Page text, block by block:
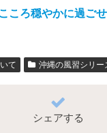
ころ穏やかに過ご
て 沖縄の風習シリー
シェアする